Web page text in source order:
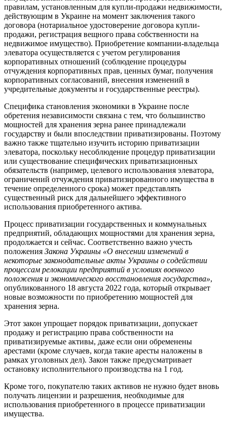
правилам, установленным для купли-продажи недвижимости,
действующим в Украине на момент заключения такого
договора (нотариальное удостоверение договора купли-
продажи, регистрация вещного права собственности на
недвижимое имущество). Приобретение компании-владельца
элеватора осуществляется с учетом регулирования
корпоративных отношений (соблюдение процедуры
отчуждения корпоративных прав, ценных бумаг, получения
корпоративных согласований, внесения изменений в
учредительные документы и государственные реестры).
Специфика становления экономики в Украине после
обретения независимости связана с тем, что большинство
мощностей для хранения зерна ранее принадлежали
государству и были впоследствии приватизированы. Поэтому
важно также тщательно изучить историю приватизации
элеватора, поскольку несоблюдение процедур приватизации
или существование специфических приватизационных
обязательств (например, целевого использования элеватора,
ограничений отчуждения приватизированного имущества в
течение определенного срока) может представлять
существенный риск для дальнейшего эффективного
использования приобретенного актива.
Процесс приватизации государственных и коммунальных
предприятий, обладающих мощностями для хранения зерна,
продолжается и сейчас. Соответственно важно учесть
положения Закона Украины «О внесении изменений в
некоторые законодательные акты Украины о содействии
процессам релокации предприятий в условиях военного
положения и экономического восстановления государства»,
опубликованного 18 августа 2022 года, который открывает
новые возможности по приобретению мощностей для
хранения зерна.
Этот закон упрощает порядок приватизации, допускает
продажу и регистрацию права собственности на
приватизируемые активы, даже если они обременены
арестами (кроме случаев, когда такие аресты наложены в
рамках уголовных дел). Закон также предусматривает
остановку исполнительного производства на 1 год.
Кроме того, покупателю таких активов не нужно будет вновь
получать лицензии и разрешения, необходимые для
использования приобретенного в процессе приватизации
имущества.